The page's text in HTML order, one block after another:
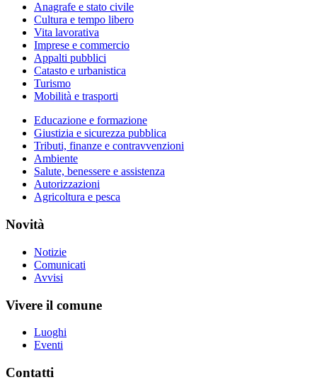
Anagrafe e stato civile
Cultura e tempo libero
Vita lavorativa
Imprese e commercio
Appalti pubblici
Catasto e urbanistica
Turismo
Mobilità e trasporti
Educazione e formazione
Giustizia e sicurezza pubblica
Tributi, finanze e contravvenzioni
Ambiente
Salute, benessere e assistenza
Autorizzazioni
Agricoltura e pesca
Novità
Notizie
Comunicati
Avvisi
Vivere il comune
Luoghi
Eventi
Contatti